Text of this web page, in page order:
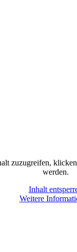
zuzugreifen,
werden.
Inhalt
Weitere